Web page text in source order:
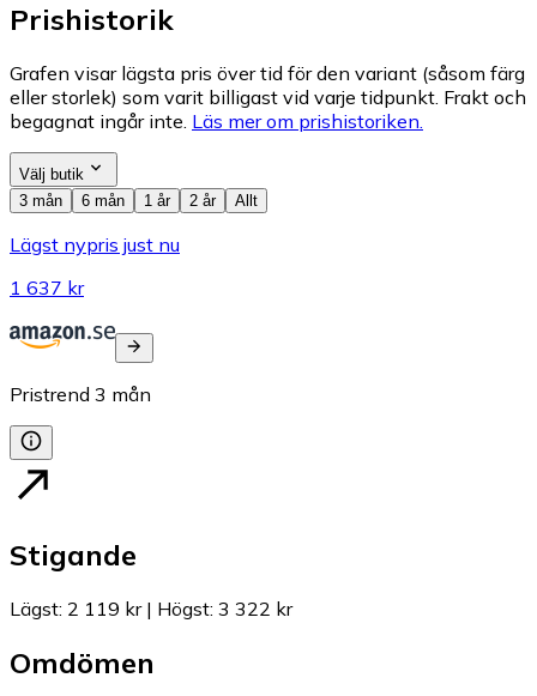
Prishistorik
Grafen visar lägsta pris över tid för den variant (såsom färg
eller storlek) som varit billigast vid varje tidpunkt. Frakt och
begagnat ingår inte. Läs mer om prishistoriken.
Välj butik
3 mån
6 mån 1 år 2 år Allt
Lägst nypris just nu
1 637 kr
Pristrend 3 mån
Stigande
Lägst: 2 119 kr| Högst: 3 322 kr
Omdömen